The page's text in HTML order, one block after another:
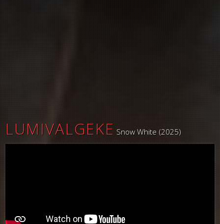
LUMIVALGEKE Snow White (2025)